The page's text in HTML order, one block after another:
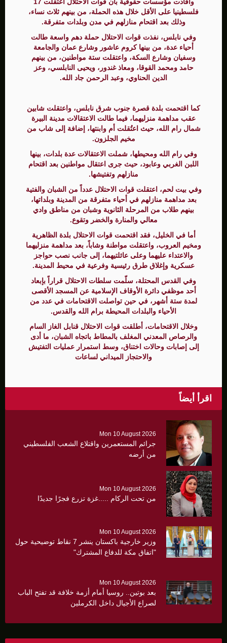
فلسطينيا على الأقل خلال هذه الحملة، من بينهم ثلاث نساء،
وذلك بعد اقتحام منازلهم في مدن وبلدات متفرقة.
وفي نابلس، نفذت قوات الاحتلال حملة دهم واسعة طالت
أحياء عدة، من بينها كروم عاشور وشارع عمان والجامعة
وسفيان وشارع السكة، واعتقلت ستة مواطنين، من بينهم
حامد ومحمد القوقا، ومعاذ غندور، ويحيى النابلسي، وعز
الدين الحناوي، وعبد الرحمن جاد الله.
كما اقتحمت بلدة قصرة جنوب شرق نابلس، واعتقلت شابين
عقب مداهمة منزليهما، فيما طالت الاعتقالات مدينة البيرة
شمال رام الله، حيث اعتُقلت أم وابنتها، إضافة إلى شاب من
مخيم الجلزون.
وفي رام الله ومحيطها، شملت الاعتقالات عدة بلدات، بينها
اللبن الغربي وعابود، حيث جرى اعتقال مواطنين بعد اقتحام
منازلهم وتفتيشها.
وفي بيت لحم، اعتقلت قوات الاحتلال عدداً من الشبان والفتية
بعد مداهمة منازلهم في أحياء متفرقة من المدينة وبلداتها،
بينهم طلاب من المرحلة الثانوية وشبان من مناطق وادي
معالي والمنارة والخضر وتقوع.
أما في الخليل، فقد اقتحمت قوات الاحتلال بلدة الظاهرية
ومخيم العروب، واعتقلت مواطنة وشاباً، بعد مداهمة منزليهما
والاعتداء عليهما وعلى عائلتيهما، إلى جانب نصب حواجز
عسكرية وإغلاق طرق رئيسية وفرعية في محيط المدينة.
وفي القدس المحتلة، سلّمت سلطات الاحتلال قراراً بإبعاد
أحد موظفي دائرة الأوقاف الإسلامية عن المسجد الأقصى
لمدة ستة أشهر، في حين تواصلت الاقتحامات في عدد من
الأحياء والبلدات المحيطة برام الله والقدس.
وخلال الاقتحامات، أطلقت قوات الاحتلال قنابل الغاز السام
والرصاص المعدني المغلف بالمطاط باتجاه الشبان، ما أدى
إلى إصابات وحالات اختناق، وسط استمرار عمليات التفتيش
والاحتجاز الميداني لساعات
اقرأ أيضاً
Mon 10 August 2026
جرائم المستعمرين واقتلاع الشعب الفلسطيني
من أرضه
Mon 10 August 2026
من تحت الركام .....غزة تزرع فجرًا جديدًا
Mon 10 August 2026
وزير خارجية باكستان ينشر 7 نقاط توضيحية حول
"اتفاق مكة للدفاع المشترك"
Mon 10 August 2026
بعد بوتين.. روسيا أمام أزمة خلافة قد تفتح الباب
لصراع الأجيال داخل الكرملين